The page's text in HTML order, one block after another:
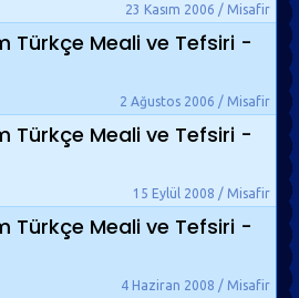
23 Kasım 2006 / Misafir
Türkçe Meali ve Tefsiri -
2 Ağustos 2006 / Misafir
Türkçe Meali ve Tefsiri -
15 Eylül 2008 / Misafir
Türkçe Meali ve Tefsiri -
4 Haziran 2008 / Misafir